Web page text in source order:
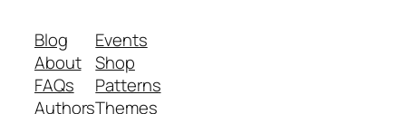
Blog
About
FAQs
Authors
Events
Shop
Patterns
Themes